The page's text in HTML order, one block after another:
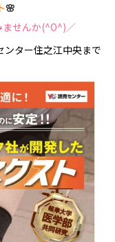
🌸
せんか(^O^)／
ンター住之江中央まで